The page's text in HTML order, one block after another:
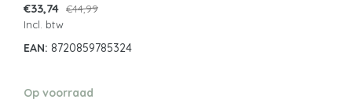
€33,74 €44,99
Incl. btw
EAN: 8720859785324
Op voorraad